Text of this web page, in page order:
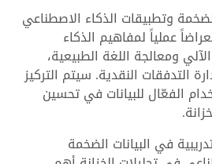
وتطبيقات الذكاء الاصطناعي
عملياً لمفاهيم الذكاء
ومعالجة اللغة الطبيعية،
التدفقات النقدية. سيتم التركيز
الفعّال للبيانات في تحسين
في البيانات الضخمة